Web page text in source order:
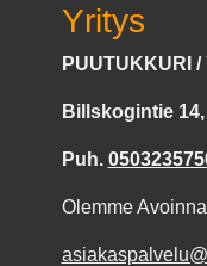
Yritys
PUUTUKKURI
Billskogintie 14,
Puh.
Olemme Avoinna